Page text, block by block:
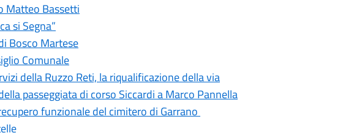
Matteo Bassetti
si Segna”
Bosco Martese
Comunale
della Ruzzo Reti, la riqualificazione della via
passeggiata di corso Siccardi a Marco Pannella
funzionale del cimitero di Garrano